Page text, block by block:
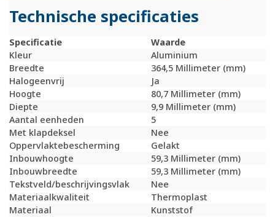
Technische specificaties
Specificatie
Waarde
Kleur
Aluminium
Breedte
364,5 Millimeter (mm)
Halogeenvrij
Ja
Hoogte
80,7 Millimeter (mm)
Diepte
9,9 Millimeter (mm)
Aantal eenheden
5
Met klapdeksel
Nee
Oppervlaktebescherming
Gelakt
Inbouwhoogte
59,3 Millimeter (mm)
Inbouwbreedte
59,3 Millimeter (mm)
Tekstveld/beschrijvingsvlak
Nee
Materiaalkwaliteit
Thermoplast
Materiaal
Kunststof